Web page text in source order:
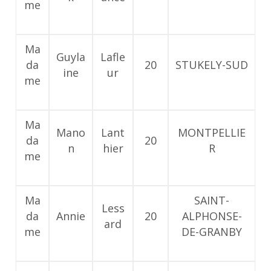
me
Ma
da
me
Guyla
ine
Lafle
ur
20 STUKELY-SUD
Ma
da
me
Mano
n
Lant
hier
20
MONTPELLIE
R
Ma
da
me
Annie
Less
ard
20
SAINT-
ALPHONSE-
DE-GRANBY